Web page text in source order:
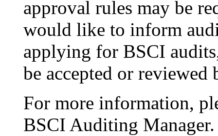
approval rules may be
would like to inform
applying for BSCI
be accepted or reviewed
For more information,
BSCI Auditing Manager.